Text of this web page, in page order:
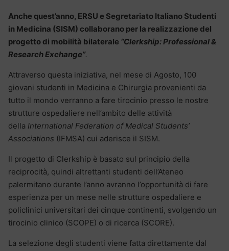
Anche quest’anno, ERSU e Segretariato Italiano Studenti
in Medicina (SISM) collaborano per la realizzazione del
progetto di mobilità bilaterale “Clerkship: Professional &
Research Exchange”.
Attraverso questa iniziativa, nel mese di Agosto, 100
giovani studenti in Medicina e Chirurgia provenienti da
tutto il mondo verranno a fare tirocinio presso le nostre
strutture ospedaliere nell’ambito delle attività
della International Federation of Medical Students’
Associations (IFMSA) cui aderisce il SISM.
Il progetto di Clerkship è basato sul principio della
reciprocità, quindi altrettanti studenti dell’Ateneo
palermitano durante l’anno avranno l’opportunità di fare
esperienza per un mese nelle strutture ospedaliere e
policlinici universitari dei cinque continenti, svolgendo un
tirocinio clinico (SCOPE) o di ricerca (SCORE).
La selezione degli studenti viene fatta direttamente dal